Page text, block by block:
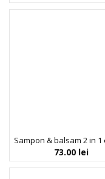
73.00 lei